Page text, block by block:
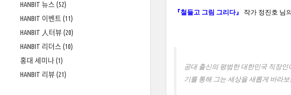
HANBIT 뉴스 (52)
HANBIT 이벤트 (11)
HANBIT 人터뷰 (20)
HANBIT 리더스 (10)
홍대 세미나(1)
HANBIT 리뷰 (21)
『철들고 그림 그리다』 작가 정진호 님
공대 출신의 평범한 대한민국 직장
기를 통해 그는 세상을 새롭게 바라